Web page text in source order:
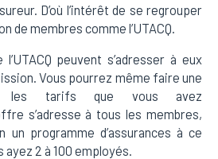
D’où l’intérêt de se regrouper
de membres comme l’UTACQ.
peuvent s’adresser à eux
Vous pourrez même faire une
les tarifs que vous avez
s’adresse à tous les membres,
un programme d’assurances à ce
2 à 100 employés.